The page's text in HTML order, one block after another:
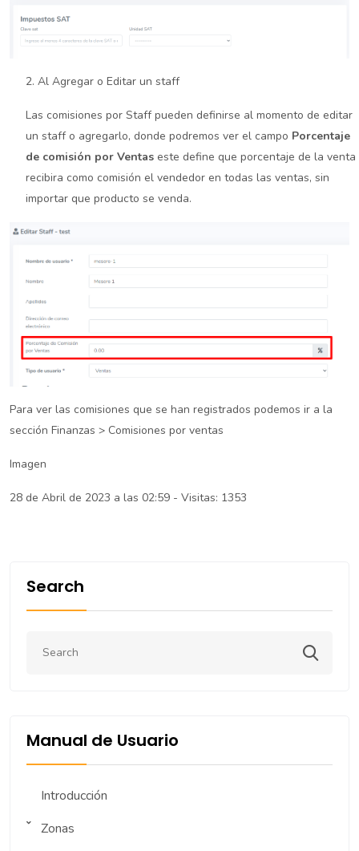
Search
Manual de Usuario
Introducción
Zonas
2. Al Agregar o Editar un staff
Las comisiones por Staff pueden definirse al momento de editar
un staff o agregarlo, donde podremos ver el campo Porcentaje
de comisión por Ventas este define que porcentaje de la venta
recibira como comisión el vendedor en todas las ventas, sin
importar que producto se venda.
Para ver las comisiones que se han registrados podemos ir a la
sección Finanzas > Comisiones por ventas
Imagen
28 de Abril de 2023 a las 02:59 - Visitas: 1353